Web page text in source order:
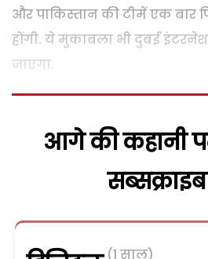
और पाकिस्तान की टीमें एक
होंगी. ये मुकाबला भी दुबई
जाएगा.
आगे की कहानी
(1 साल)